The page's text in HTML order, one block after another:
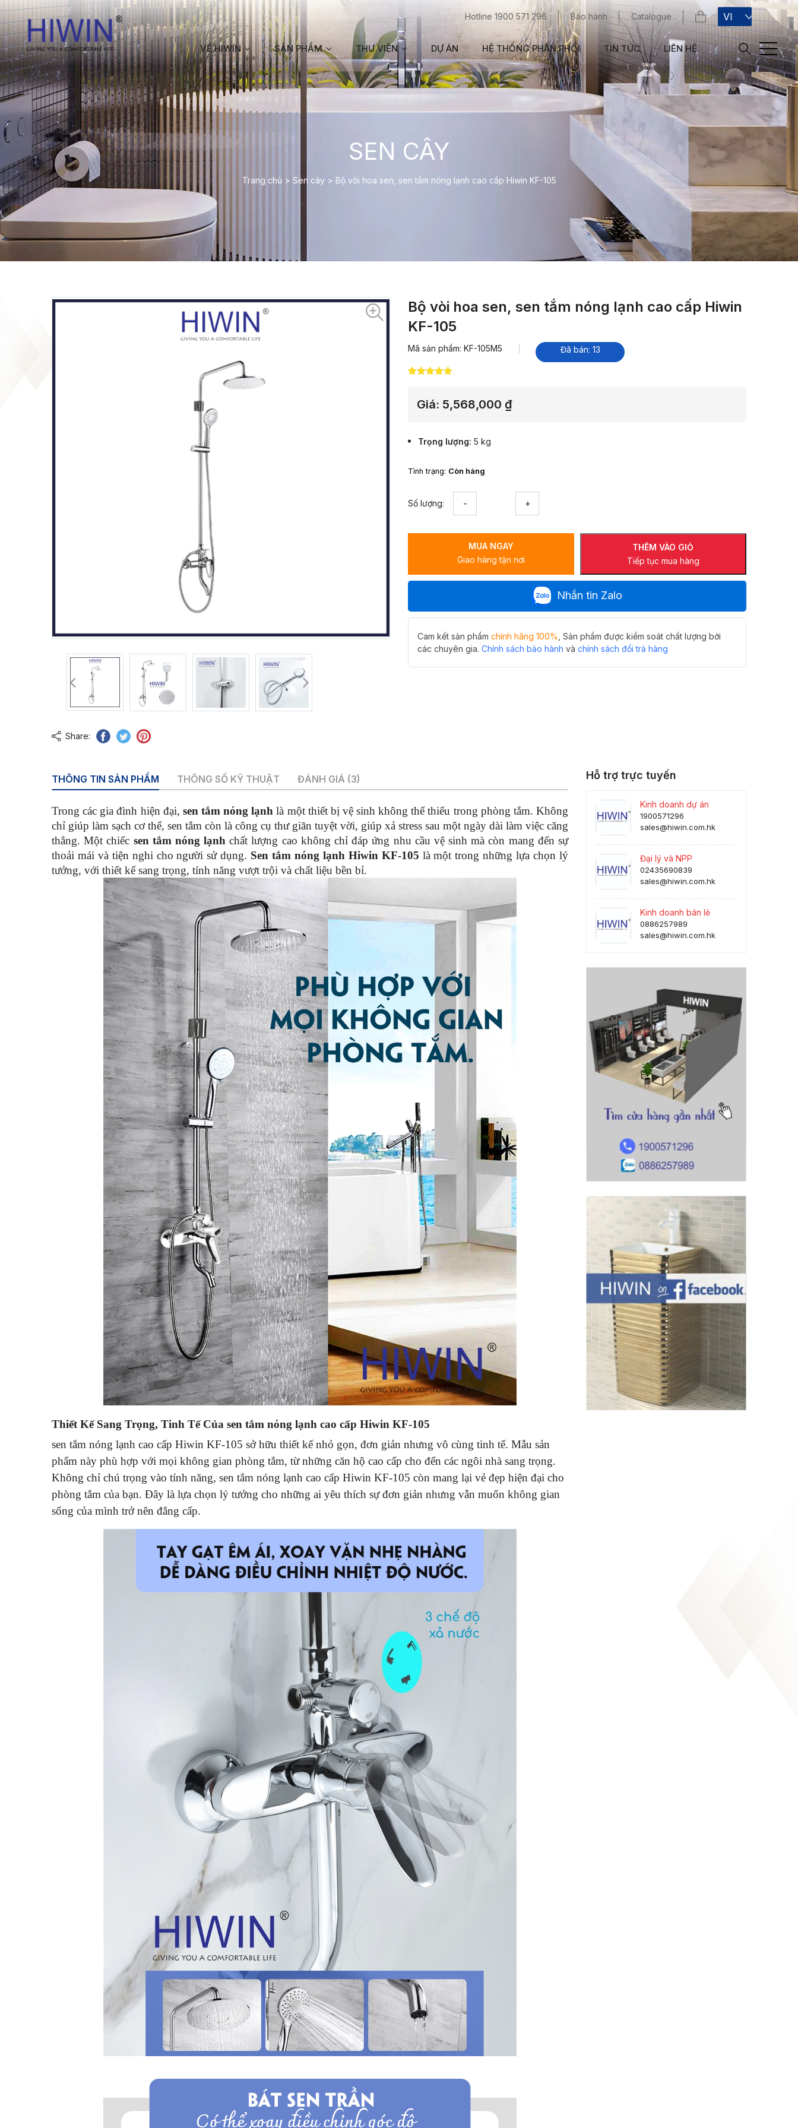
Hotline 1900 571 296 Bảo hành Catalogue VI
VỀ HIWIN SẢN PHẨM THƯ VIỆN DỰ ÁN HỆ THỐNG PHÂN PHỐI TIN TỨC LIÊN HỆ
SEN CÂY
Trang chủ > Sen cây> Bộ vòi hoa sen, sen tắm nóng lạnh cao cấp Hiwin KF-105
Share:
Bộ vòi hoa sen, sen tắm nóng lạnh cao cấp Hiwin
KF-105
Mã sản phẩm: KF-105M5 Đã bán: 13
đánh giá
Giá: 5,568,000 ₫
Trọng lượng 5 kg
Tình trạng: Còn hàng
Số lượng:
sen,
sen
tắm
cấp
KF-
105
THÊM VÀO GIỎ
Tiếp tục mua hàng
MUA NGAY
Giao hàng tận nơi
Nhắn tin Zalo
Cam kết sản phẩm chính hãng 100% , Sản phẩm được kiểm soát chất lượng bởi
các chuyên gia. Chính sách bảo hành và chính sách đổi trả hàng
THÔNG TIN SẢN PHẨM THÔNG SỐ KỸ THUẬT ĐÁNH GIÁ (3)
Trong các gia đình hiện đại, sen tắm nóng lạnh là một thiết bị vệ sinh không thể thiếu trong phòng tắm. Không
chỉ giúp làm sạch cơ thể, sen tắm còn là công cụ thư giãn tuyệt vời, giúp xả stress sau một ngày dài làm việc căng
thẳng. Một chiếc sen tắm nóng lạnh chất lượng cao không chỉ đáp ứng nhu cầu vệ sinh mà còn mang đến sự
thoải mái và tiện nghi cho người sử dụng. Sen tắm nóng lạnh Hiwin KF-105 là một trong những lựa chọn lý
tưởng, với thiết kế sang trọng, tính năng vượt trội và chất liệu bền bỉ.
Thiết Kế Sang Trọng, Tinh Tế Của sen tắm nóng lạnh cao cấp Hiwin KF-105
sen tắm nóng lạnh cao cấp Hiwin KF-105 sở hữu thiết kế nhỏ gọn, đơn giản nhưng vô cùng tinh tế. Mẫu sản
phẩm này phù hợp với mọi không gian phòng tắm, từ những căn hộ cao cấp cho đến các ngôi nhà sang trọng.
Không chỉ chú trọng vào tính năng, sen tắm nóng lạnh cao cấp Hiwin KF-105 còn mang lại vẻ đẹp hiện đại cho
phòng tắm của bạn. Đây là lựa chọn lý tưởng cho những ai yêu thích sự đơn giản nhưng vẫn muốn không gian
sống của mình trở nên đẳng cấp.
Hỗ trợ trực tuyến
Kinh doanh dự án
1900571296
sales@hiwin.com.hk
Đại lý và NPP
02435690839
sales@hiwin.com.hk
Kinh doanh bán lẻ
0886257989
sales@hiwin.com.hk